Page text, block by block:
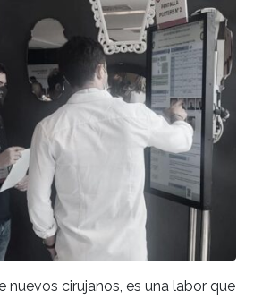
nuevos cirujanos, es una labor que